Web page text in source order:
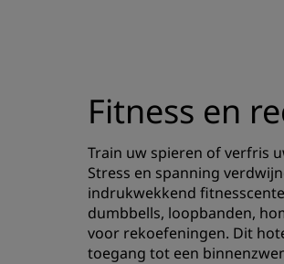
Fitness en
Train uw spieren of verfris
Stress en spanning
indrukwekkend
dumbbells, loopbanden,
voor rekoefeningen. Dit
toegang tot een